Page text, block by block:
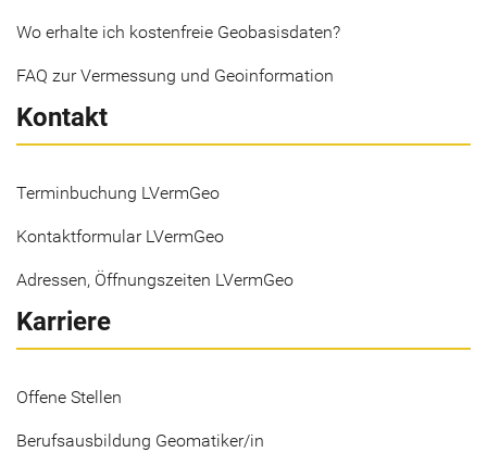
Wo erhalte ich kostenfreie Geobasisdaten?
FAQ zur Vermessung und Geoinformation
Kontakt
Terminbuchung LVermGeo
Kontaktformular LVermGeo
Adressen, Öffnungszeiten LVermGeo
Karriere
Offene Stellen
Berufsausbildung Geomatiker/in